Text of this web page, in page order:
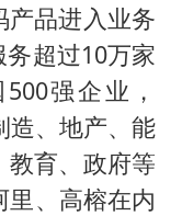
品进入业务
超过10万家
强企业，
造、地产、能
育、政府等
里、高榕在内